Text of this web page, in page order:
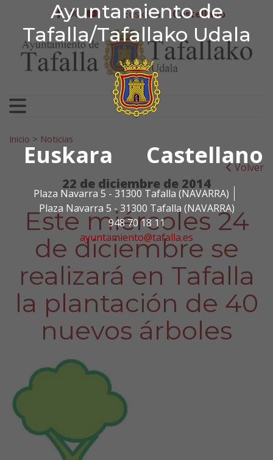
Ayuntamiento de
Tafalla/Tafallako Udala
Euskara Castellano
Plaza Navarra 5 - 31300 Tafalla (NAVARRA)
Plaza Navarra 5 - 31300 Tafalla (NAVARRA)
948 70 18 11
ayuntamiento@tafalla.es
Ir al contenido
Ayuntamiento de
facebook
twitter
youtube
Euskera Castellano
Search for:
Inicio > Noticias
Volver
22 de diciembre de 2014
Este miércoles 24
de diciembre se
realizará en Tafalla
la plantación de 40
nuevos árboles